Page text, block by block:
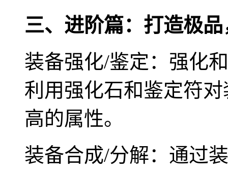
三、进阶篇：打造极
装备强化/鉴定：强化
利用强化石和鉴定符
高的属性。
装备合成/分解：通过